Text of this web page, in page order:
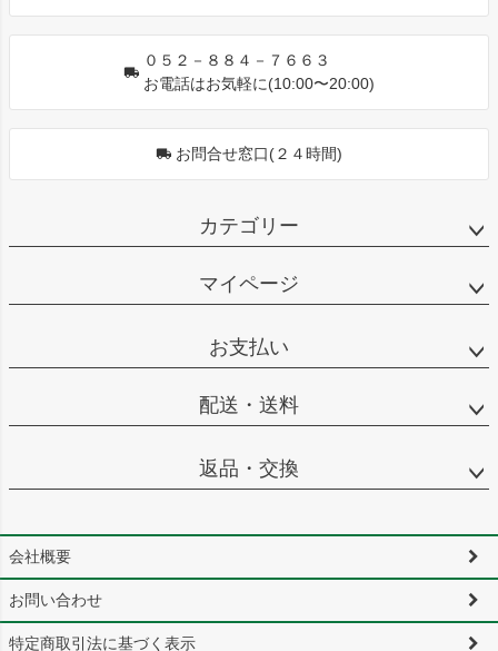
０５２－８８４－７６６３
お電話はお気軽に(10:00〜20:00)
お問合せ窓口(２４時間)
カテゴリー
マイページ
お支払い
配送・送料
返品・交換
会社概要
お問い合わせ
特定商取引法に基づく表示